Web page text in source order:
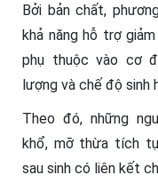
Bởi bản chất,
khả năng hỗ trợ
phụ thuộc vào cơ
lượng và chế độ sinh
Theo đó, những
khổ, mỡ thừa tích
sau sinh có liên kết